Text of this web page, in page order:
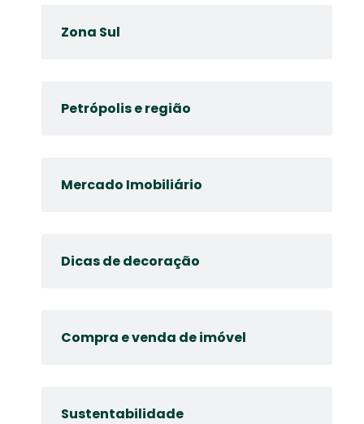
Zona Sul
Petrópolis e região
Mercado Imobiliário
Dicas de decoração
Compra e venda de imóvel
Sustentabilidade